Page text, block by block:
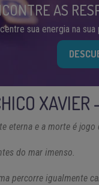
AS
sua energia na
XAVIER
eterna e a morte é
do mar imenso.
percorre igualmente